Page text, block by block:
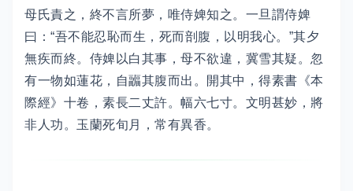
母氏責之，終不言所夢，唯侍婢知之。一旦謂侍婢
曰：“吾不能忍恥而生，死而剖腹，以明我心。”其夕
無疾而終。侍婢以白其事，母不欲違，冀雪其疑。忽
有一物如蓮花，自疈其腹而出。開其中，得素書《本
際經》十卷，素長二丈許。幅六七寸。文明甚妙，將
非人功。玉蘭死旬月，常有異香。